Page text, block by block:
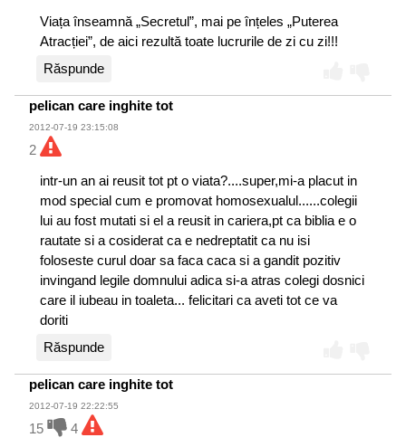
Viața înseamnă „Secretul”, mai pe înțeles „Puterea
Atracției”, de aici rezultă toate lucrurile de zi cu zi!!!
Răspunde
pelican care inghite tot
2012-07-19 23:15:08
2
intr-un an ai reusit tot pt o viata?....super,mi-a placut in
mod special cum e promovat homosexualul......colegii
lui au fost mutati si el a reusit in cariera,pt ca biblia e o
rautate si a cosiderat ca e nedreptatit ca nu isi
foloseste curul doar sa faca caca si a gandit pozitiv
invingand legile domnului adica si-a atras colegi dosnici
care il iubeau in toaleta... felicitari ca aveti tot ce va
doriti
Răspunde
pelican care inghite tot
2012-07-19 22:22:55
15
4